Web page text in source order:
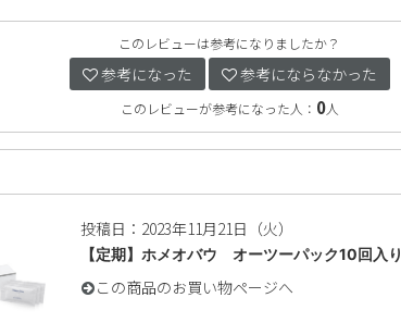
このレビューは参考になりましたか？
参考になった 参考にならなかった
このレビューが参考になった人： 0人
投稿日：2023年11月21日（火）
【定期】ホメオバウ オーツーパック10回入り
この商品のお買い物ページへ